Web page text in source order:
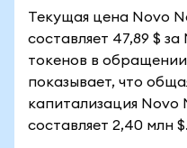
Текущая цена Novo
составляет 47,89 $
токенов в обращении
показывает, что
капитализация Novo
составляет 2,40 млн $.